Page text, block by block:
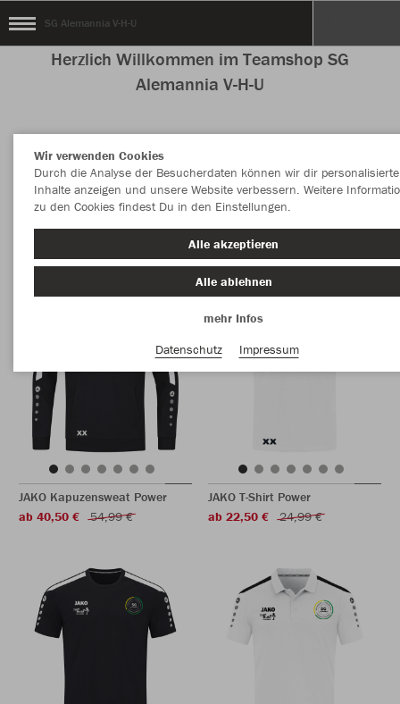
SG Alemannia V-H-U
Herzlich Willkommen im Teamshop SG
Alemannia V-H-U
Nachhaltig Farbe
JAKO Kapuzensweat Power
ab 40,50 €
54,99 €
JAKO T-Shirt Power
ab 22,50 €
24,99 €
Wir verwenden Cookies
Durch die Analyse der Besucherdaten können wir dir personalisierte
Inhalte anzeigen und unsere Website verbessern. Weitere
zu den Cookies findest Du in den Einstellungen.
Alle akzeptieren
Alle ablehnen
mehr Infos
Datenschutz
Impressum